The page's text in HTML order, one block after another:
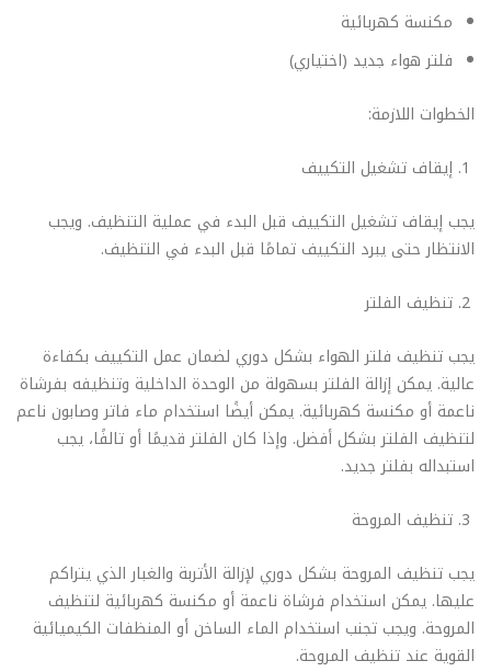
مكنسة كهربائية
فلتر هواء جديد (اختياري)
الخطوات اللازمة:
إيقاف تشغيل التكييف
يجب إيقاف تشغيل التكييف قبل البدء في عملية التنظيف. ويجب
الانتظار حتى يبرد التكييف تمامًا قبل البدء في التنظيف.
تنظيف الفلتر
يجب تنظيف فلتر الهواء بشكل دوري لضمان عمل التكييف بكفاءة
عالية. يمكن إزالة الفلتر بسهولة من الوحدة الداخلية وتنظيفه بفرشاة
ناعمة أو مكنسة كهربائية. يمكن أيضًا استخدام ماء فاتر وصابون ناعم
لتنظيف الفلتر بشكل أفضل. وإذا كان الفلتر قديمًا أو تالفًا، يجب
استبداله بفلتر جديد.
تنظيف المروحة
يجب تنظيف المروحة بشكل دوري لإزالة الأتربة والغبار الذي يتراكم
عليها. يمكن استخدام فرشاة ناعمة أو مكنسة كهربائية لتنظيف
المروحة. ويجب تجنب استخدام الماء الساخن أو المنظفات الكيميائية
القوية عند تنظيف المروحة.